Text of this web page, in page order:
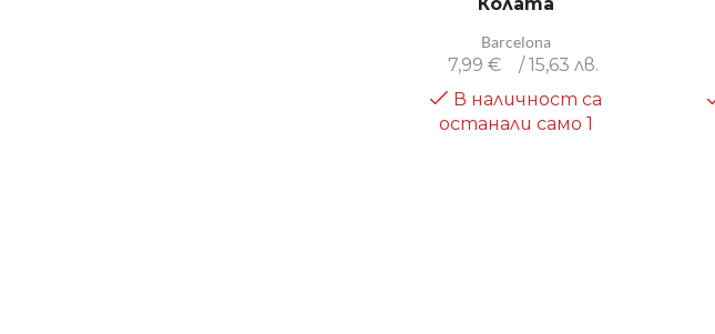
Barcelona
7,99 €
/ 15,63 лв.
В наличност са
останали само 1